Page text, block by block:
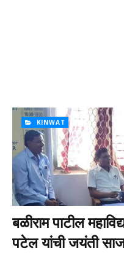
KINWAT
बळीराम पाटील
पटेल यांची जयंती